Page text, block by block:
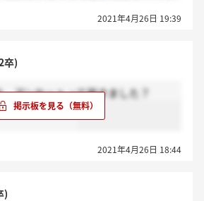
字書くのが妥当なのでしょうか、、
2021年4月26日 19:39
卒)
アンケートって届きました？
れましたか？
2021年4月26日 18:44
)